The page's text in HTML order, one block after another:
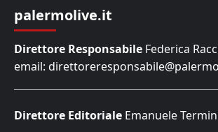
palermolive.it
Direttore Responsabile Federica
email:
Direttore Editoriale Emanuele